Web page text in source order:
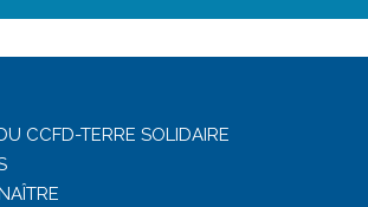
CCFD-TERRE SOLIDAIRE